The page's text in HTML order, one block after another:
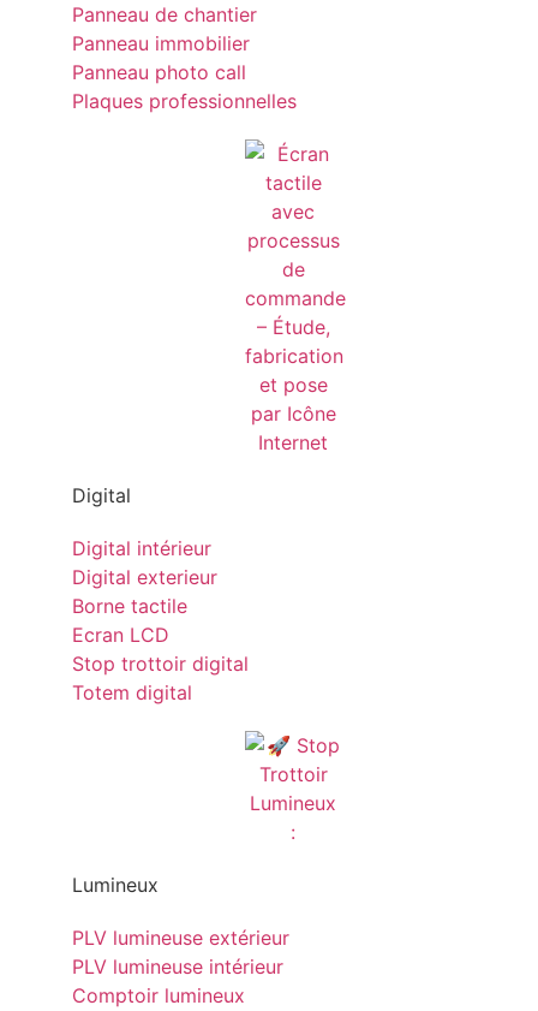
Panneau de chantier
Panneau immobilier
Panneau photo call
Plaques professionnelles
Digital
Digital intérieur
Digital exterieur
Borne tactile
Ecran LCD
Stop trottoir digital
Totem digital
Lumineux
PLV lumineuse extérieur
PLV lumineuse intérieur
Comptoir lumineux